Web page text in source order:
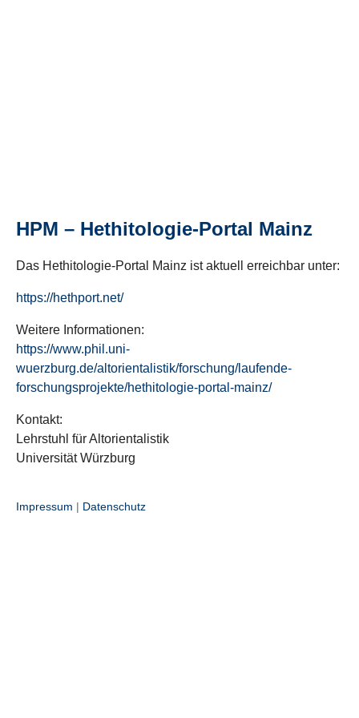
HPM – Hethitologie-Portal Mainz
Das Hethitologie-Portal Mainz ist aktuell erreichbar unter:
https://hethport.net/
Weitere Informationen:
https://www.phil.uni-
wuerzburg.de/altorientalistik/forschung/laufende-
forschungsprojekte/hethitologie-portal-mainz/
Kontakt:
Lehrstuhl für Altorientalistik
Universität Würzburg
Impressum | Datenschutz